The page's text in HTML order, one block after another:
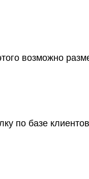
возможно
по базе клиентов